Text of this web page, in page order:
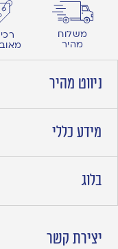
משלוח
מהיר
ניווט מהיר
מידע כללי
בלוג
יצירת קשר